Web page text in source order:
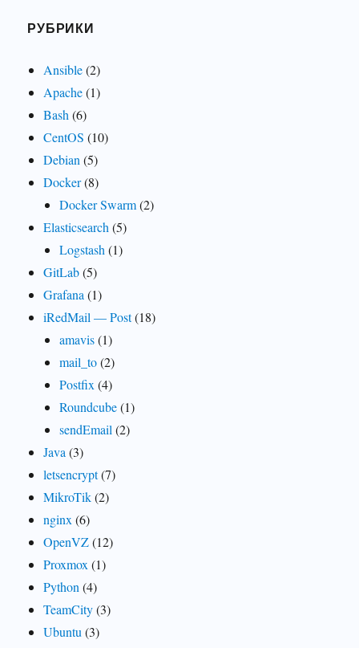
РУБРИКИ
Ansible(2)
Apache(1)
Bash (6)
CentOS (10)
Debian (5)
Docker(8)
Docker Swarm(2)
Elasticsearch (5)
Logstash (1)
GitLab(5)
Grafana (1)
iRedMail — Post(18)
amavis(1)
mail_to(2)
Postfix (4)
Roundcube(1)
sendEmail (2)
Java (3)
letsencrypt(7)
MikroTik(2)
nginx (6)
OpenVZ(12)
Proxmox (1)
Python (4)
TeamCity(3)
Ubuntu (3)